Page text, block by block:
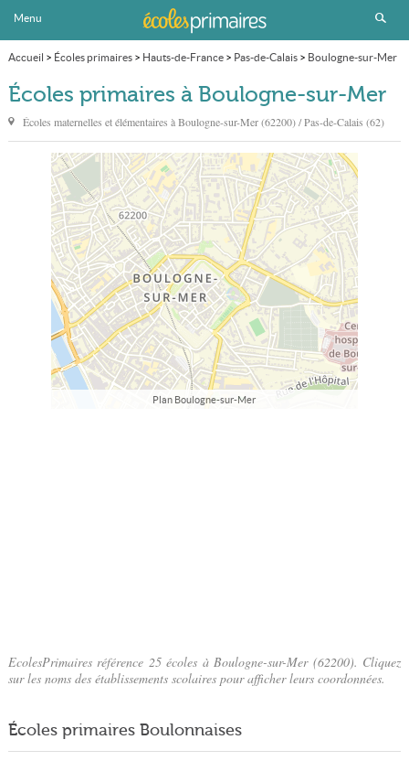
Menu
Accueil > Écoles primaires> Hauts-de-France> Pas-de-Calais> Boulogne-sur-Mer
>Page 3
Écoles primaires à Boulogne-sur-Mer
Écoles maternelles et élémentaires àBoulogne-sur-Mer(62200) / Pas-de-Calais (62)
Plan Boulogne-sur-Mer
EcolesPrimaires référence 25 écoles à Boulogne-sur-Mer (62200). Cliquez
sur les noms des établissements scolaires pour afficher leurs coordonnées.
Écoles primaires Boulonnaises